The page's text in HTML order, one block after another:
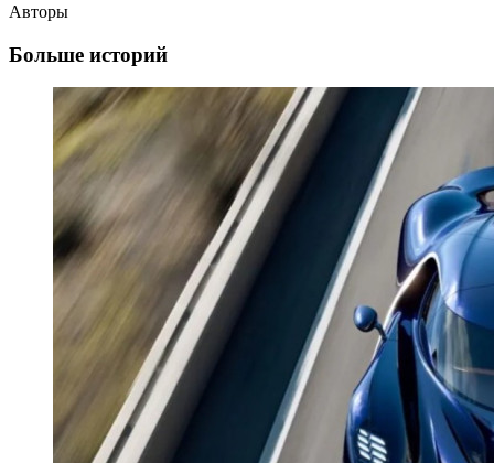
Авторы
Больше историй